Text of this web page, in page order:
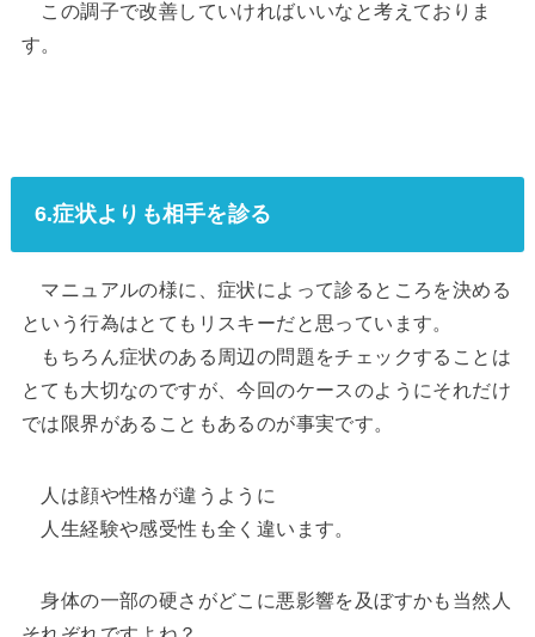
この調子で改善していければいいなと考えておりま
す。
6.症状よりも相手を診る
マニュアルの様に、症状によって診るところを決める
という行為はとてもリスキーだと思っています。
もちろん症状のある周辺の問題をチェックすることは
とても大切なのですが、今回のケースのようにそれだけ
では限界があることもあるのが事実です。
人は顔や性格が違うように
人生経験や感受性も全く違います。
身体の一部の硬さがどこに悪影響を及ぼすかも当然人